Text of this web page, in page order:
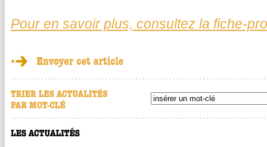
Pour en savoir plus, consultez la fiche-